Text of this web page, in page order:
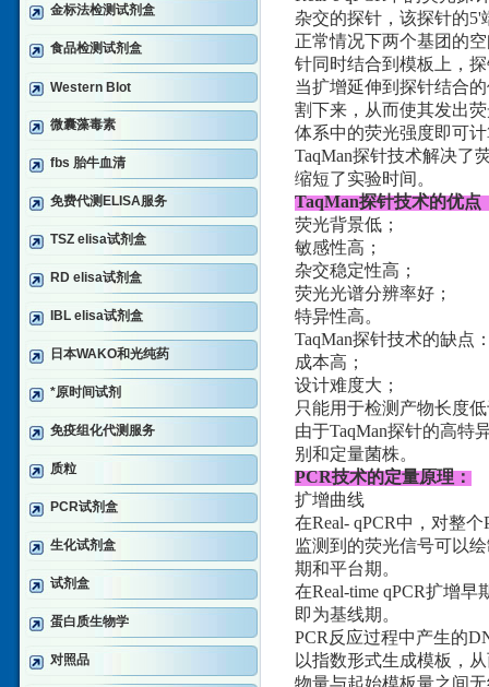
金标法检测试剂盒
食品检测试剂盒
Western Blot
微囊藻毒素
fbs 胎牛血清
免费代测ELISA服务
TSZ elisa试剂盒
RD elisa试剂盒
IBL elisa试剂盒
日本WAKO和光纯药
*原时间试剂
免疫组化代测服务
质粒
PCR试剂盒
生化试剂盒
试剂盒
蛋白质生物学
对照品
杂交的探针，该探针的5'
正常情况下两个基团的
针同时结合到模板上，
当扩增延伸到探针结合
割下来，从而使其发出
体系中的荧光强度即可
TaqMan探针技术解决了
缩短了实验时间。
TaqMan探针技术的优点
荧光背景低；
敏感性高；
杂交稳定性高；
荧光光谱分辨率好；
特异性高。
TaqMan探针技术的缺点
成本高；
设计难度大；
只能用于检测产物长度
由于TaqMan探针的高特
别和定量菌株。
PCR技术的定量原理：
扩增曲线
在Real- qPCR中，对整
监测到的荧光信号可以
期和平台期。
在Real-time qPCR扩增
即为基线期。
PCR反应过程中产生的
以指数形式生成模板，
物量与起始模板量之间